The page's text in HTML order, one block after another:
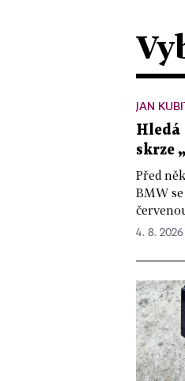
JAN
Hledá
skrze
Před
BMW
4. 8.